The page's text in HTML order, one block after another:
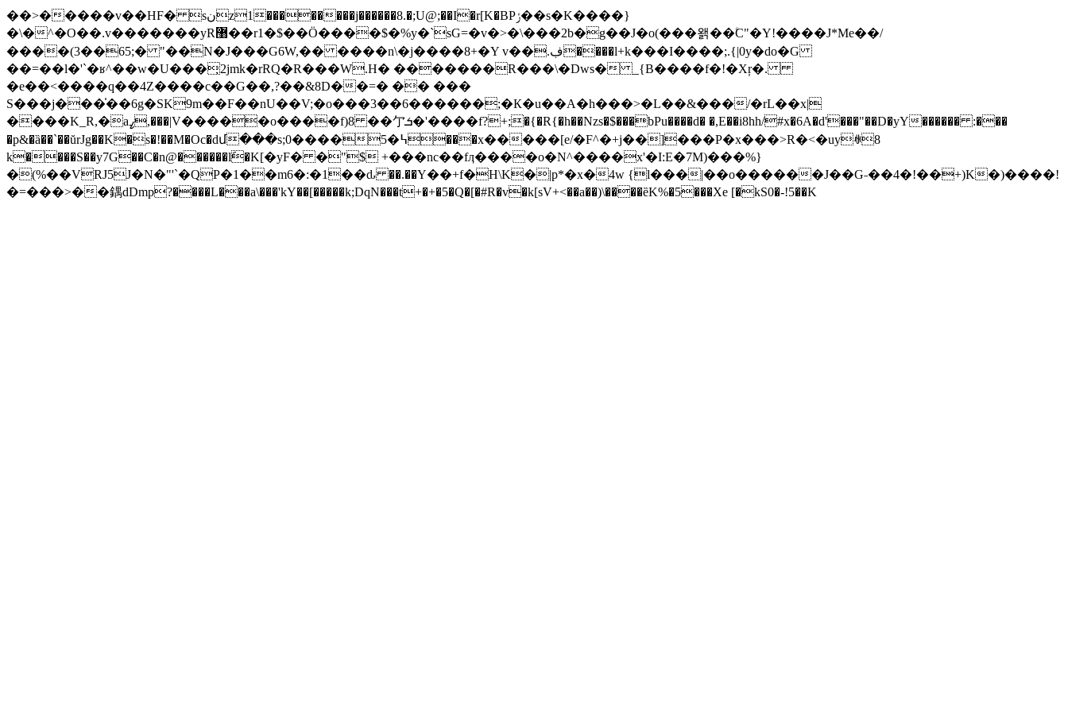
��>�����v��HF� sنz1��������j������8.�;U@;��I�r[K�BPݬ��s�K����}
�\�^�O��.v�������yR޸��r1�$��Ӧ����$�%y�`sG=�v�>�\���2b�g��J�o(���왥��ۧC"�Y!����J*Me��/
����(3��65;� "��N�J���G6W,�� ����n\�j����8+�Y v��.ڣ����l+k���I����;.{|0y�do�G
��=��l�'`�ʁ^��w�U���̦2jmk�rRQ�R���W.H� �������R���\�Dws� _{B����f�!�Xŗ�.
�e��<����q��4Z����c��G��,?��&8D��=� �� ���
S���j���̍��6g�SK9m��F��nU��V;�o���3��6������;�К�u��A�h���>�L��&���/�rL��x|
����K_R,�aߨ,���|V�����o����f)8 ��亇ܭ�'����f?+;�{�R{�h��Nzs�$���bPu����d� �,E��i8hh/#x�6A�d'���"��D�yY������ :���
�p&�ȁ��`��ŭrJg��K�s�!��M�Oc�dմ���s;0����5�߆���x�����[e/�F^�+j��]���P�x���>R�<�uyꊽ8
k����S��y7G��C�n@������lَ�K[�yF� �"$ +���nc��fӆ����o�N^����x'�I:E�7M)���%}
�(%��VRJ5J�N�"'`�QP�1��m6�:�1��ԃ ��.��Y��+f�H\K�|p*�x�4w {l���|��o������J��G˗��4�!��+)K�)����!
�=���>��鍝dDmp?����L���a\���'kY��[�����k;DqN���t+�+�5�Q�[�#R�v�k[sV+<��a��)\����ȅK%�5���Xe [�kS0�-!5��K